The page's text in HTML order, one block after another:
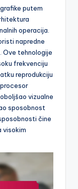
putem
operacija.
napredne
Ove tehnologije
frekvenciju
reprodukciju
vizualne
sposobnost
čine
visokim